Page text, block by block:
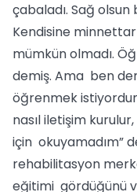
çabaladı. Sağ
Kendisine
mümkün olmadı.
demiş. Ama ben
öğrenmek
nasıl iletişim
için okuyamadım”
rehabilitasyon
eğitimi gördüğünü